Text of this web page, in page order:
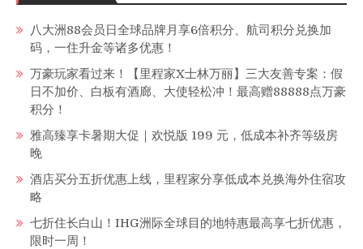
八大洲88会员日全球品牌月享6倍积分、航司积分兑换加
码，一住升金等诸多优惠！
万豪玩家看过来！【里程家X士林万丽】三大友善专案：假
日不加价、白板有酒廊、大使轻松冲！最高赠88888点万豪
积分！
雅高臻享卡暑期大促｜欢悦版 199 元，低成本补齐等级房
晚
酒店买分五折优惠上线，里程家分享低成本兑换海外住宿攻
略
七折住长白山！IHG洲际全球目的地特惠最高享七折优惠，
限时一周！